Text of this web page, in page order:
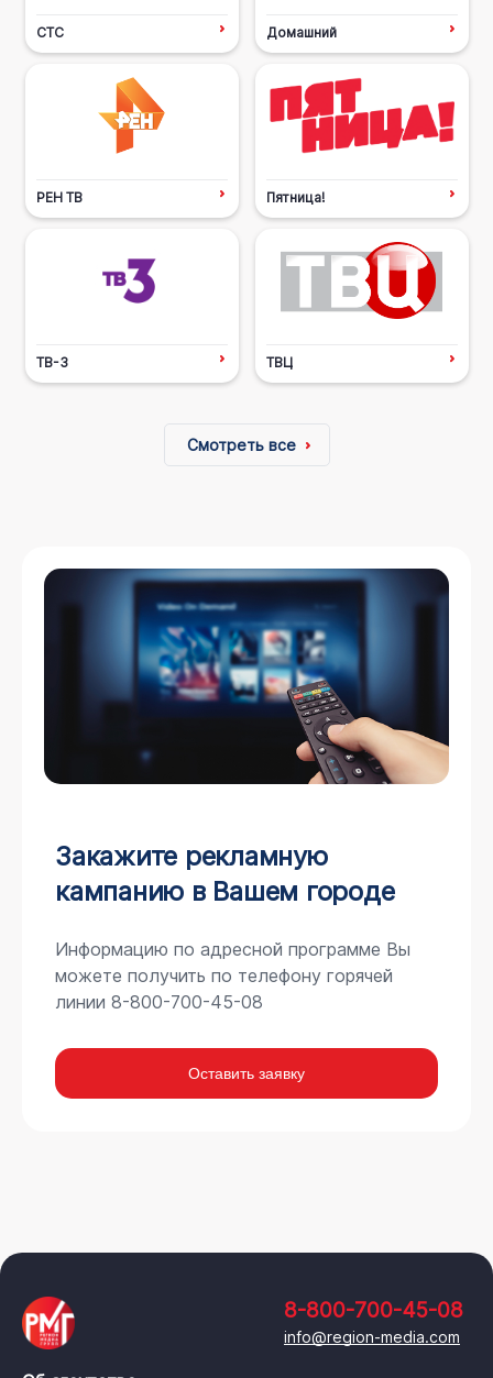
СТС Домашний
РЕН ТВ Пятница!
ТВ-3 ТВЦ
Смотреть все
Закажите рекламную
кампанию в Вашем городе
Информацию по адресной программе Вы
можете получить по телефону горячей
линии 8-800-700-45-08
Оставить заявку
8-800-700-45-08
info@region-media.com